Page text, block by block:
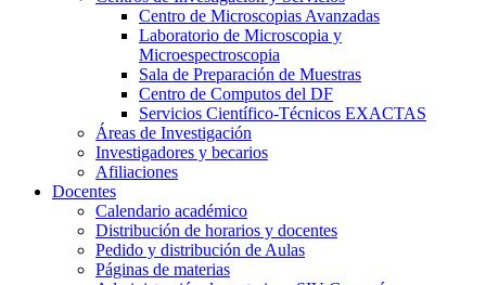
Centro de Microscopias Avanzadas
Laboratorio de Microscopia y
Microespectroscopia
Sala de Preparación de Muestras
Centro de Computos del DF
Servicios Científico-Técnicos EXACTAS
Áreas de Investigación
Investigadores y becarios
Afiliaciones
Docentes
Calendario académico
Distribución de horarios y docentes
Pedido y distribución de Aulas
Páginas de materias